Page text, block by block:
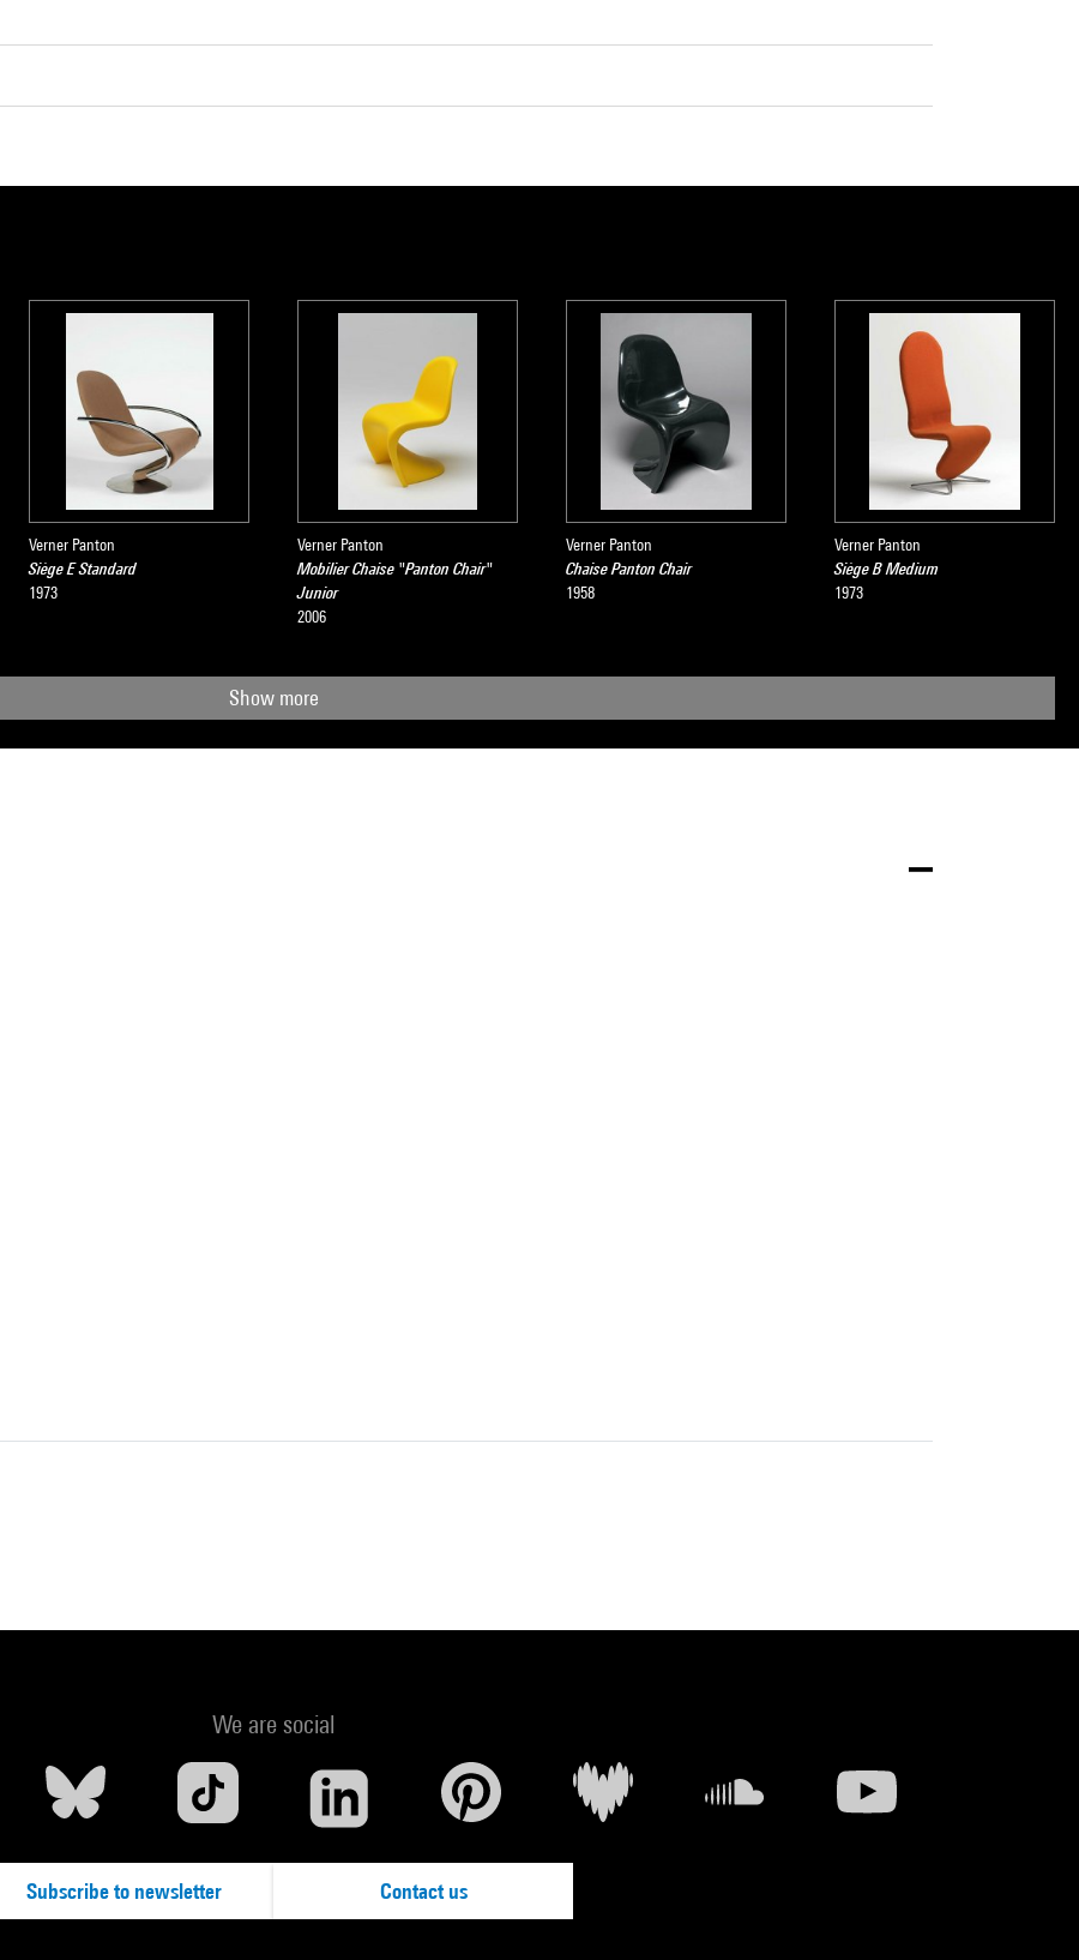
Verner Panton
Siège E Standard
1973
Verner Panton
Mobilier Chaise "Panton Chair"
Junior
2006
Verner Panton
Chaise Panton Chair
1958
Verner Panton
Siège B Medium
1973
Show more
We are social
Subscribe to newsletter Contact us